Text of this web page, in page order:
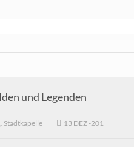
und Legenden
, Stadtkapelle 13 DEZ -201